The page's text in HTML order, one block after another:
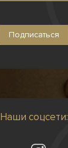
Наши соцсети: